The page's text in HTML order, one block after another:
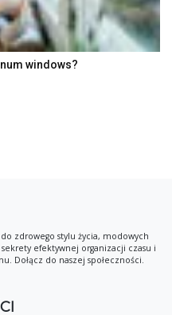
windows?
zdrowego stylu życia, modowych
efektywnej organizacji czasu i
Dołącz do naszej społeczności.